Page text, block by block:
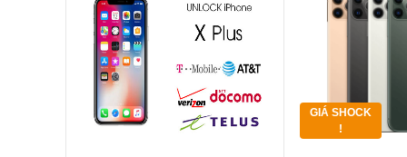
Pin dự phòng và
các Phụ Kiện Khác
Pin
các Phụ Kiện Khác
GIÁ SHOCK
!
Thân Thiết